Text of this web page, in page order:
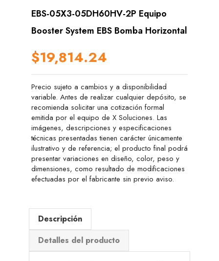
EBS-05X3-05DH60HV-2P Equipo
Booster System EBS Bomba Horizontal
$19,814.24
Precio sujeto a cambios y a disponibilidad
variable. Antes de realizar cualquier depósito, se
recomienda solicitar una cotización formal
emitida por el equipo de X Soluciones. Las
imágenes, descripciones y especificaciones
técnicas presentadas tienen carácter únicamente
ilustrativo y de referencia; el producto final podrá
presentar variaciones en diseño, color, peso y
dimensiones, como resultado de modificaciones
efectuadas por el fabricante sin previo aviso.
Descripción
Detalles del producto